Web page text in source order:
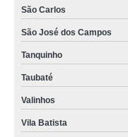
São Carlos
São José dos Campos
Tanquinho
Taubaté
Valinhos
Vila Batista